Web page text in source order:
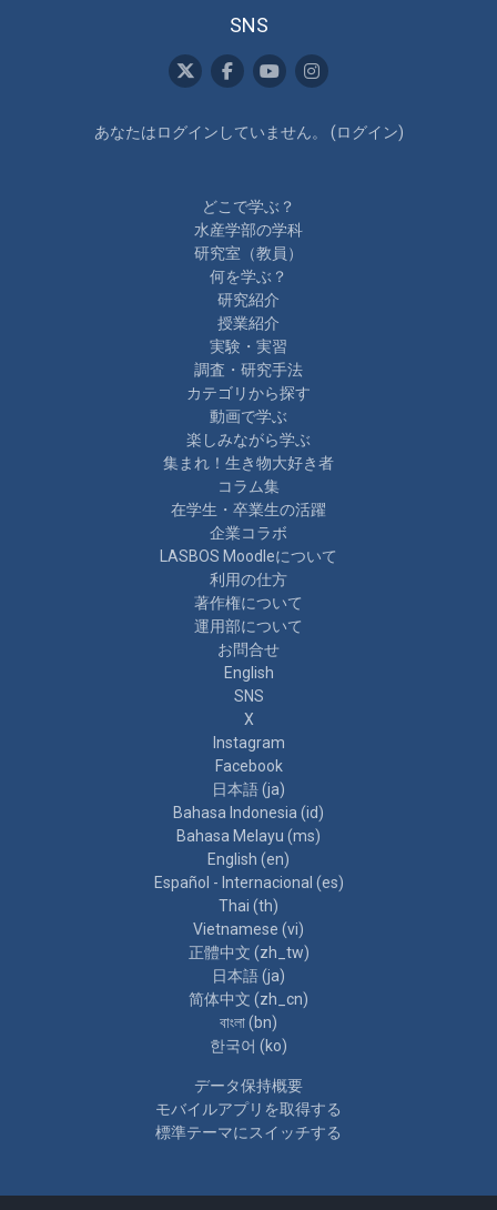
SNS
あなたはログインしていません。 (ログイン)
どこで学ぶ？
水産学部の学科
研究室（教員）
何を学ぶ？
研究紹介
授業紹介
実験・実習
調査・研究手法
カテゴリから探す
動画で学ぶ
楽しみながら学ぶ
集まれ！生き物大好き者
コラム集
在学生・卒業生の活躍
企業コラボ
LASBOS Moodleについて
利用の仕方
著作権について
運用部について
お問合せ
English
SNS
X
Instagram
Facebook
日本語 ‎(ja)‎
Bahasa Indonesia ‎(id)‎
Bahasa Melayu ‎(ms)‎
English ‎(en)‎
Español - Internacional ‎(es)‎
Thai ‎(th)‎
Vietnamese ‎(vi)‎
正體中文 ‎(zh_tw)‎
日本語 ‎(ja)‎
简体中文 ‎(zh_cn)‎
বাংলা ‎(bn)‎
한국어 ‎(ko)‎
データ保持概要
モバイルアプリを取得する
標準テーマにスイッチする